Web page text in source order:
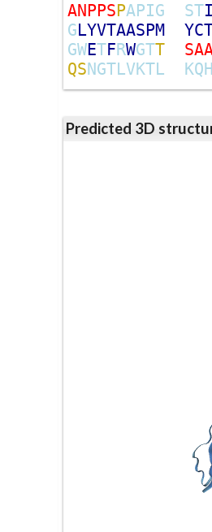
ANPPSPAPIG STI
GLYVTAASPM YC
GWETFRWGTT SA
QSNGTLVKTL KQH
Predicted 3D